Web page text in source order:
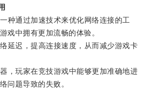
通过加速技术来优化网络连接的工
戏中拥有更加流畅的体验。
迟，提高连接速度，从而减少游戏卡
玩家在竞技游戏中能够更加准确地进
问题导致的失败。